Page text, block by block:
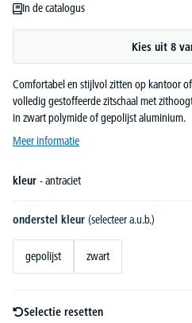
In de catalogus
Kies uit 8
Comfortabel en stijlvol zitten op kantoor
volledig gestoffeerde zitschaal met
in zwart polymide of gepolijst aluminium.
Meer informatie
kleur - antraciet
onderstel kleur (selecteer a.u.b.)
gepolijst zwart
Selectie resetten